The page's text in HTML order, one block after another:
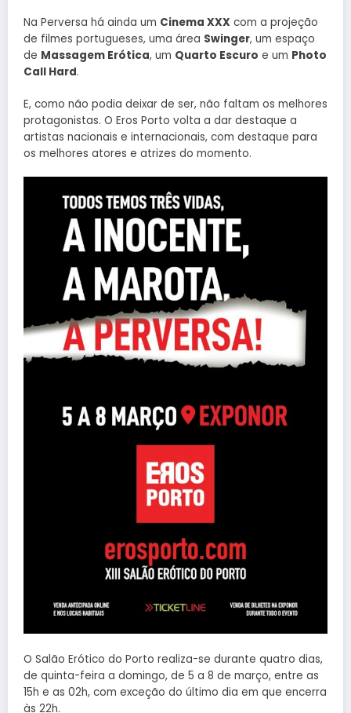
Na Perversa há ainda um Cinema XXX com a projeção
de filmes portugueses, uma área Swinger, um espaço
de Massagem Erótica, um Quarto Escuro e um Photo
Call Hard.
E, como não podia deixar de ser, não faltam os melhores
protagonistas. O Eros Porto volta a dar destaque a
artistas nacionais e internacionais, com destaque para
os melhores atores e atrizes do momento.
O Salão Erótico do Porto realiza-se durante quatro dias,
de quinta-feira a domingo, de 5 a 8 de março, entre as
15h e as 02h, com exceção do último dia em que encerra
às 22h.